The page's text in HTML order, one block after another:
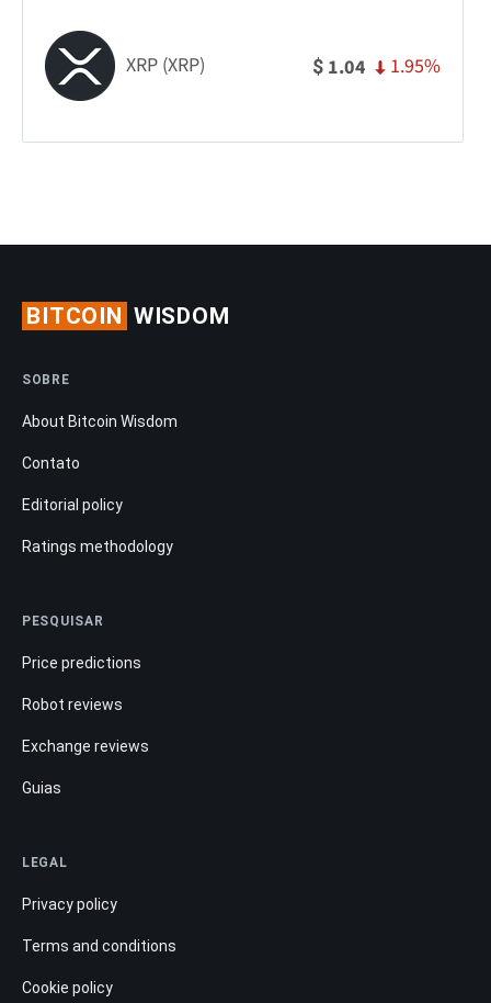
XRP (XRP) $ 1.04 1.95%
BITCOIN WISDOM
SOBRE
About Bitcoin Wisdom
Contato
Editorial policy
Ratings methodology
PESQUISAR
Price predictions
Robot reviews
Exchange reviews
Guias
LEGAL
Privacy policy
Terms and conditions
Cookie policy